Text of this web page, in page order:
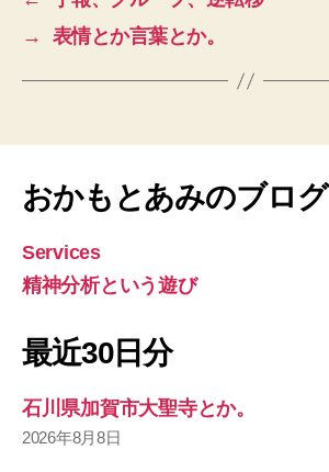
→
表情とか言葉とか。
おかもとあみのブログ
Services
精神分析という遊び
最近30日分
石川県加賀市大聖寺とか。
2026年8月8日